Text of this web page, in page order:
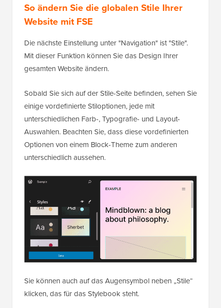
So ändern Sie die globalen Stile Ihrer
Website mit FSE
Die nächste Einstellung unter "Navigation" ist "Stile".
Mit dieser Funktion können Sie das Design Ihrer
gesamten Website ändern.
Sobald Sie sich auf der Stile-Seite befinden, sehen Sie
einige vordefinierte Stiloptionen, jede mit
unterschiedlichen Farb-, Typografie- und Layout-
Auswahlen. Beachten Sie, dass diese vordefinierten
Optionen von einem Block-Theme zum anderen
unterschiedlich aussehen.
Sie können auch auf das Augensymbol neben „Stile“
klicken, das für das Stylebook steht.